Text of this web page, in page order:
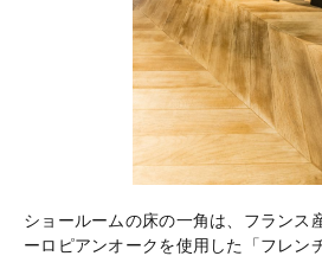
ショールームの床の一角は、フランス
ーロピアンオークを使用した「フレン